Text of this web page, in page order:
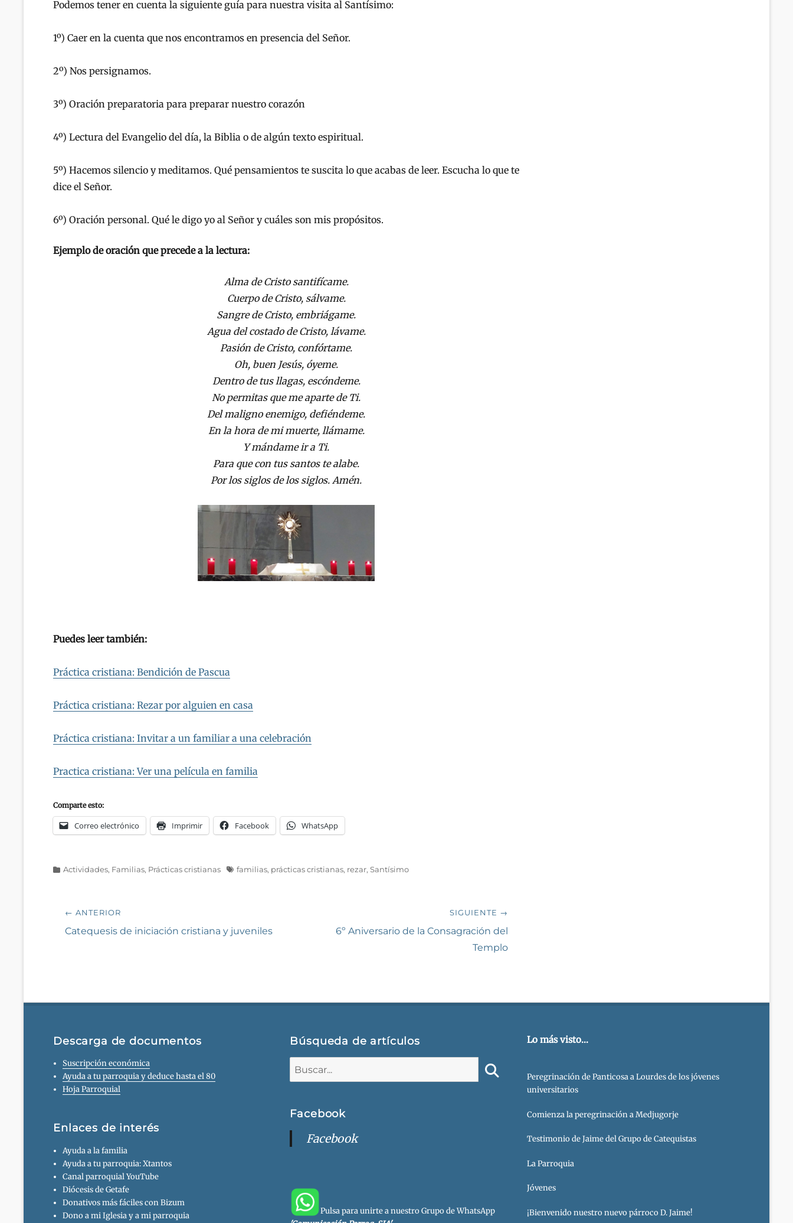
Podemos tener en cuenta la siguiente guía para nuestra visita al Santísimo:
1º) Caer en la cuenta que nos encontramos en presencia del Señor.
2º) Nos persignamos.
3º) Oración preparatoria para preparar nuestro corazón
4º) Lectura del Evangelio del día, la Biblia o de algún texto espiritual.
5º) Hacemos silencio y meditamos. Qué pensamientos te suscita lo que acabas de leer. Escucha lo que te
dice el Señor.
6º) Oración personal. Qué le digo yo al Señor y cuáles son mis propósitos.
Ejemplo de oración que precede a la lectura:
Alma de Cristo santifícame.
Cuerpo de Cristo, sálvame.
Sangre de Cristo, embriágame.
Agua del costado de Cristo, lávame.
Pasión de Cristo, confórtame.
Oh, buen Jesús, óyeme.
Dentro de tus llagas, escóndeme.
No permitas que me aparte de Ti.
Del maligno enemigo, defiéndeme.
En la hora de mi muerte, llámame.
Y mándame ir a Ti.
Para que con tus santos te alabe.
Por los siglos de los siglos. Amén.
Puedes leer también:
Práctica cristiana: Bendición de Pascua
Práctica cristiana: Rezar por alguien en casa
Práctica cristiana: Invitar a un familiar a una celebración
Practica cristiana: Ver una película en familia
Comparte esto:
Correo electrónico Imprimir Facebook WhatsApp
Categorías
Actividades, Familias, Prácticas cristianas Etiquetas
familias, prácticas cristianas, rezar, Santísimo
Navegación
de
← ANTERIOR
Entrada
Catequesis de iniciación cristiana y juveniles
SIGUIENTE →
Siguiente6º Aniversario de la Consagración del
Templo
Descarga de documentos
Suscripción económica
Ayuda a tu parroquia y deduce hasta el 80
Hoja Parroquial
Enlaces de interés
Ayuda a la familia
Ayuda a tu parroquia: Xtantos
Canal parroquial YouTube
Diócesis de Getafe
Donativos más fáciles con Bizum
Dono a mi Iglesia y a mi parroquia
Búsqueda de artículos
Facebook
Facebook
Pulsa para unirte a nuestro Grupo de WhatsApp
Lo más visto...
Peregrinación de Panticosa a Lourdes de los jóvenes
universitarios
Comienza la peregrinación a Medjugorje
Testimonio de Jaime del Grupo de Catequistas
La Parroquia
Jóvenes
¡Bienvenido nuestro nuevo párroco D. Jaime!